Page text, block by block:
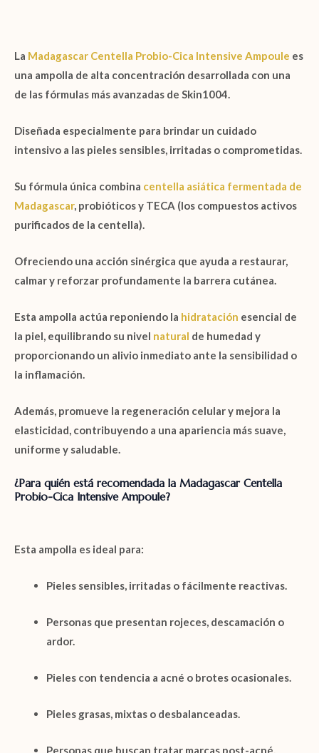
La Madagascar Centella Probio-Cica Intensive Ampoule es
una ampolla de alta concentración desarrollada con una
de las fórmulas más avanzadas de Skin1004.
Diseñada especialmente para brindar un cuidado
intensivo a las pieles sensibles, irritadas o comprometidas.
Su fórmula única combina centella asiática fermentada de
Madagascar, probióticosy TECA (los compuestos activos
purificados de la centella).
Ofreciendo una acción sinérgica que ayuda a restaurar,
calmar y reforzar profundamente la barrera cutánea.
Esta ampolla actúa reponiendo la hidratación esencial de
la piel, equilibrando su nivel natural de humedad y
proporcionando un alivio inmediato ante la sensibilidad o
la inflamación.
Además, promueve la regeneración celular y mejora la
elasticidad, contribuyendo a una apariencia más suave,
uniforme y saludable.
¿Para quién está recomendada la Madagascar Centella
Probio-Cica Intensive Ampoule?
Esta ampolla es ideal para:
Pieles sensibles, irritadas o fácilmente reactivas.
Personas que presentan rojeces, descamación o
ardor.
Pieles con tendencia a acné o brotes ocasionales.
Pieles grasas, mixtas o desbalanceadas.
Personas que buscan tratar marcas post-acné